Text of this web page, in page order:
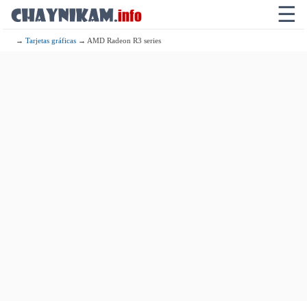
☰
→Tarjetas gráficas → AMD Radeon R3 series